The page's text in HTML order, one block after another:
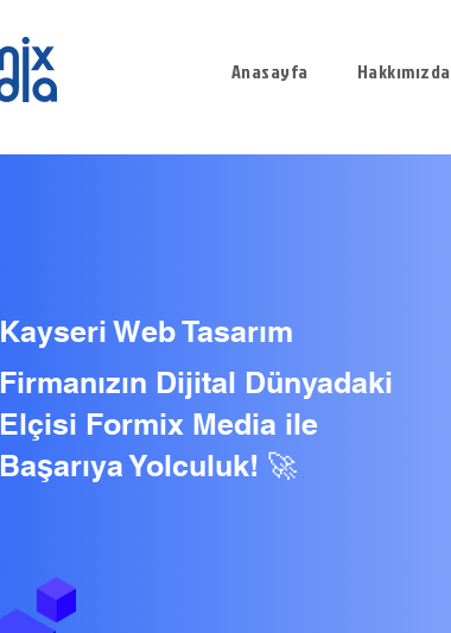
Anasayfa Hakkımızda
Kayseri Web Tasarım
Firmanızın Dijital Dünyadaki
Elçisi Formix Media ile
Başarıya Yolculuk! 🚀